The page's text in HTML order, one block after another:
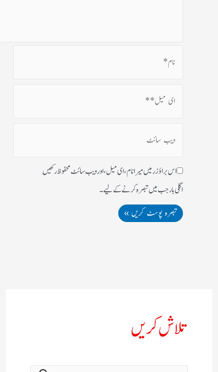
اس براؤزر میں میرا نام، ای میل، اور ویب سائٹ محفوظ رکھیں
اگلی بار جب میں تبصرہ کرنے کےلیے۔
تلاش کریں